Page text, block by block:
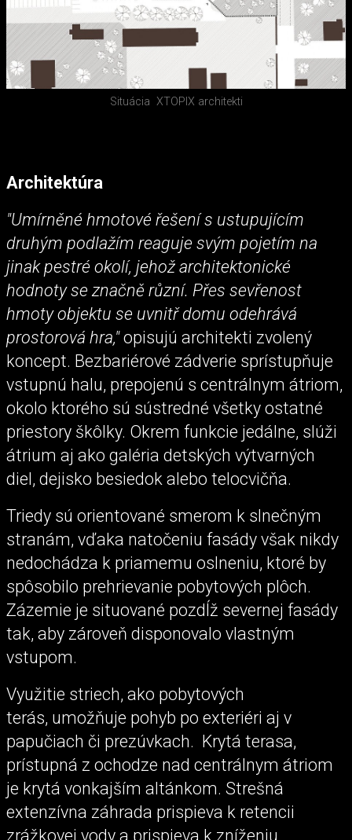
Situácia XTOPIX architekti
Architektúra
"Umírněné hmotové řešení s ustupujícím
druhým podlažím reaguje svým pojetím na
jinak pestré okolí, jehož architektonické
hodnoty se značně různí. Přes sevřenost
hmoty objektu se uvnitř domu odehrává
prostorová hra,"opisujú architekti zvolený
koncept. Bezbariérové zádverie sprístupňuje
vstupnú halu, prepojenú s centrálnym átriom,
okolo ktorého sú sústredné všetky ostatné
priestory škôlky. Okrem funkcie jedálne, slúži
átrium aj ako galéria detských výtvarných
diel, dejisko besiedok alebo telocvičňa.
Triedy sú orientované smerom k slnečným
stranám, vďaka natočeniu fasády však nikdy
nedochádza k priamemu oslneniu, ktoré by
spôsobilo prehrievanie pobytových plôch.
Zázemie je situované pozdĺž severnej fasády
tak, aby zároveň disponovalo vlastným
vstupom.
Využitie striech, ako pobytových
terás, umožňuje pohyb po exteriéri aj v
papučiach či prezúvkach. Krytá terasa,
prístupná z ochodze nad centrálnym átriom
je krytá vonkajším altánkom. Strešná
extenzívna záhrada prispieva k retencii
zrážkovej vody a prispieva k zníženiu